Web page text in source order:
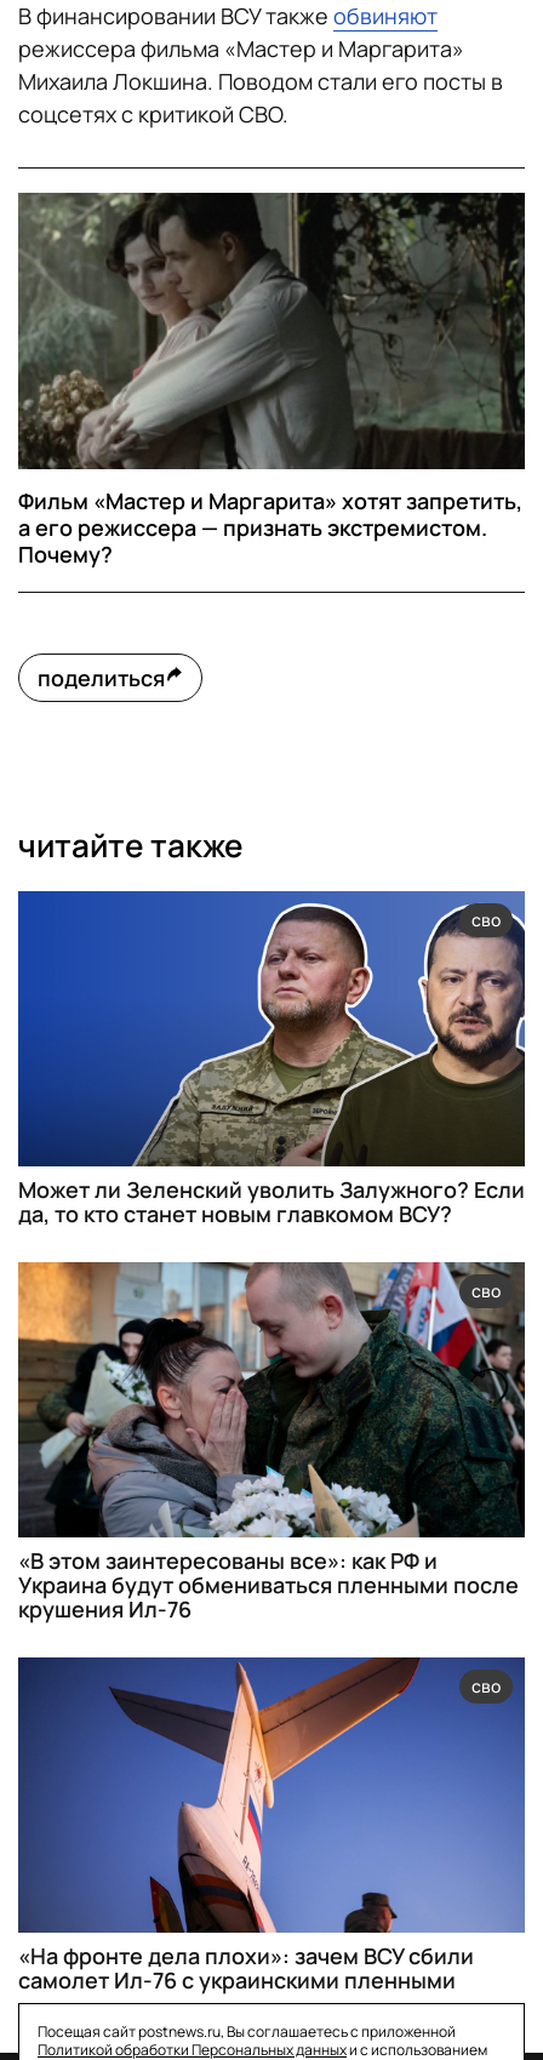
В финансировании ВСУ также обвиняют
режиссера фильма «Мастер и Маргарита»
Михаила Локшина. Поводом стали его посты в
соцсетях с критикой СВО.
Фильм «Мастер и Маргарита» хотят запретить,
а его режиссера — признать экстремистом.
Почему?
поделиться
читайте также
сво
Может ли Зеленский уволить Залужного? Если
да, то кто станет новым главкомом ВСУ?
сво
«В этом заинтересованы все»: как РФ и
Украина будут обмениваться пленными после
крушения Ил-76
сво
«На фронте дела плохи»: зачем ВСУ сбили
самолет Ил-76 с украинскими пленными
Посещая сайт postnews.ru, Вы соглашаетесь с приложенной
Политикой обработки Персональных данныхи с использованием